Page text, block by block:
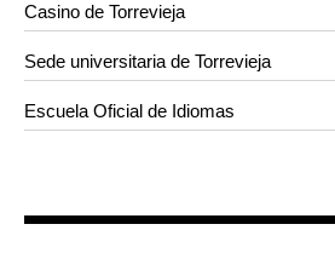
Casino de Torrevieja
Sede universitaria de Torrevieja
Escuela Oficial de Idiomas